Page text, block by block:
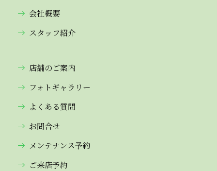
会社概要
スタッフ紹介
店舗のご案内
フォトギャラリー
よくある質問
お問合せ
メンテナンス予約
ご来店予約